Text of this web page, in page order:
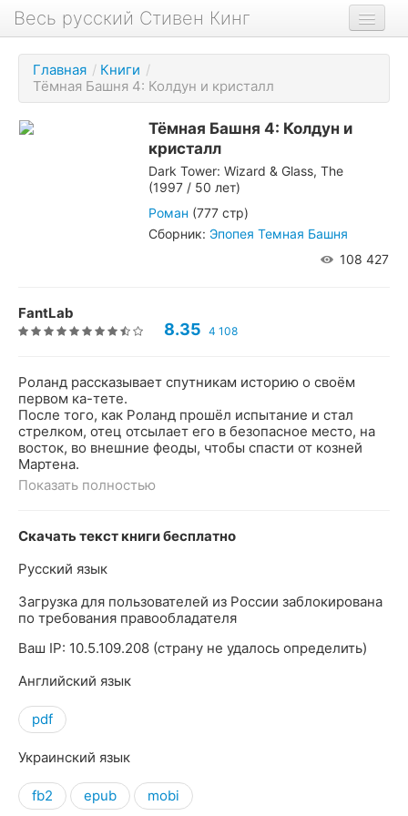
Весь русский Стивен Кинг
Книги
Фильмы
Аудиокниги
Главная / Книги /
Тёмная Башня 4: Колдун и кристалл
Тёмная Башня 4: Колдун и
кристалл
Dark Tower: Wizard & Glass, The
(1997 / 50 лет)
Роман (777 стр)
Сборник: Эпопея Темная Башня
108 427
FantLab
8.35 4 108
Роланд рассказывает спутникам историю о своём
первом ка-тете.
После того, как Роланд прошёл испытание и стал
стрелком, отец отсылает его в безопасное место, на
восток, во внешние феоды, чтобы спасти от козней
Мартена.
Показать полностью
Скачать текст книги бесплатно
Русский язык
Загрузка для пользователей из России заблокирована
по требования правообладателя
Ваш IP: 10.5.109.208 (страну не удалось определить)
Английский язык
pdf
Украинский язык
fb2 epub mobi